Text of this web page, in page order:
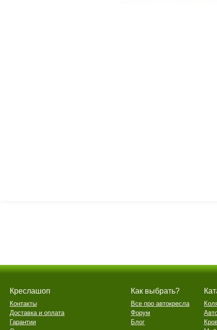
Креслашоп
Контакты
Доставка и оплата
Гарантии
Как выбрать?
Все про автокресла
Форум
Блог